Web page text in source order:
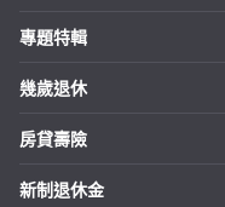
專題特輯
幾歲退休
房貸壽險
新制退休金